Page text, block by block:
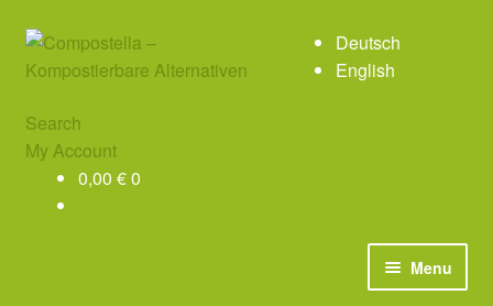
Skip
to
Skip
to
Deutsch
English
Search
My Account
0,00 €0
Menu